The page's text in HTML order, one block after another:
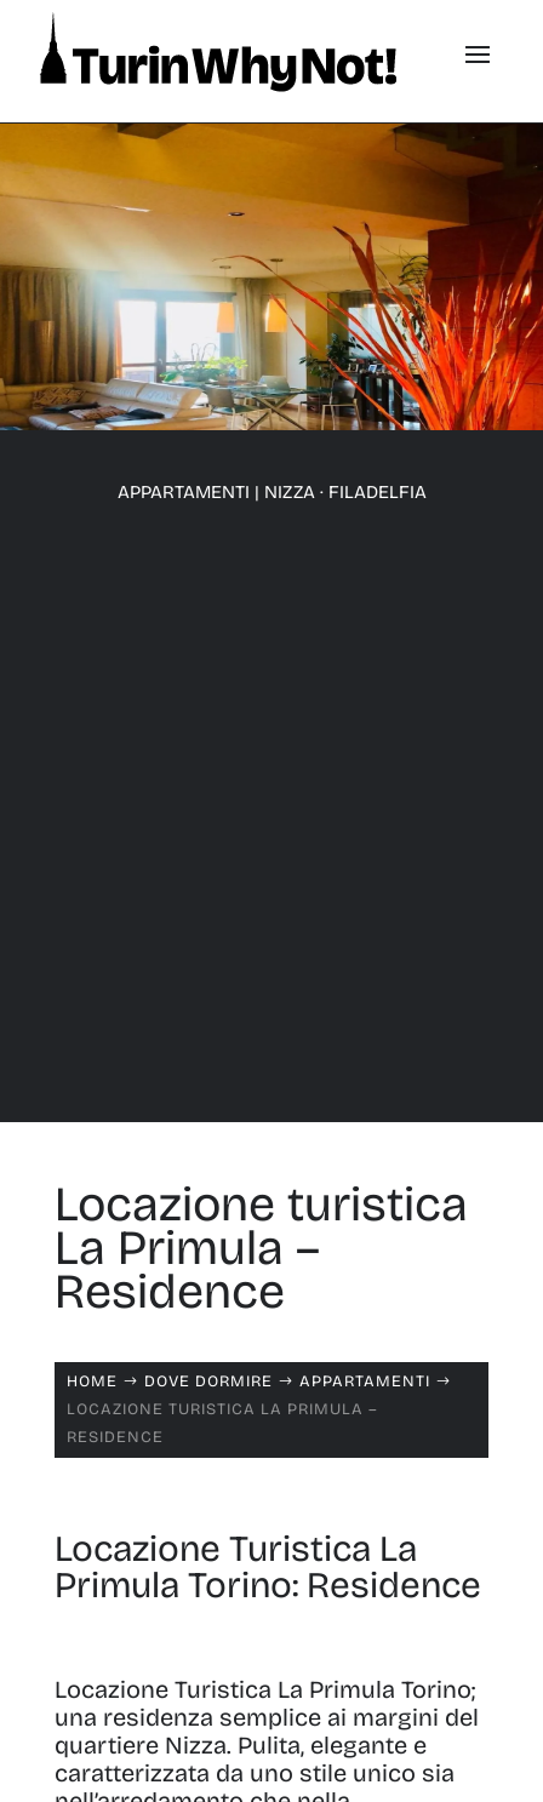
APPARTAMENTI | NIZZA · FILADELFIA
Locazione turistica
La Primula –
Residence
HOME $ DOVE DORMIRE $ APPARTAMENTI $
LOCAZIONE TURISTICA LA PRIMULA –
RESIDENCE
Locazione Turistica La
Primula Torino: Residence
Locazione Turistica La Primula Torino;
una residenza semplice ai margini del
quartiere Nizza. Pulita, elegante e
caratterizzata da uno stile unico sia